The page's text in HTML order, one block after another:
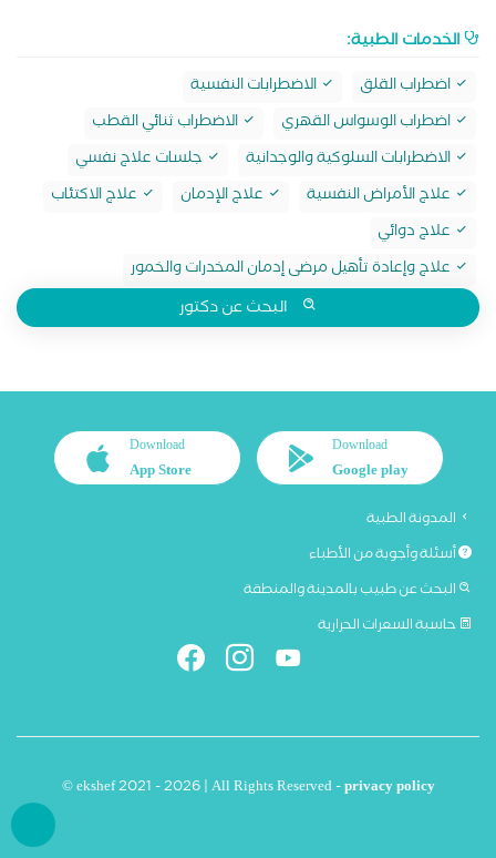
الخدمات الطبية:
اضطراب القلق
الاضطرابات النفسية
اضطراب الوسواس القهري
الاضطراب ثنائي القطب
الاضطرابات السلوكية والوجدانية
جلسات علاج نفسي
علاج الأمراض النفسية
علاج الإدمان
علاج الاكتئاب
علاج دوائي
علاج وإعادة تأهيل مرضى إدمان المخدرات والخمور
البحث عن دكتور
Download
Google play
Download
App Store
المدونة الطبية
أسئلة وأجوبة من الأطباء
البحث عن طبيب بالمدينة والمنطقة
حاسبة السعرات الحرارية
© ekshef 2021 - 2026 | All Rights Reserved -privacy policy